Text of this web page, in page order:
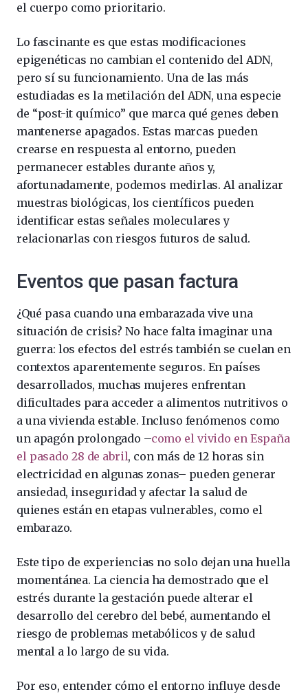
el cuerpo como prioritario.
Lo fascinante es que estas modificaciones
epigenéticas no cambian el contenido del ADN,
pero sí su funcionamiento. Una de las más
estudiadas es la metilación del ADN, una especie
de “post-it químico” que marca qué genes deben
mantenerse apagados. Estas marcas pueden
crearse en respuesta al entorno, pueden
permanecer estables durante años y,
afortunadamente, podemos medirlas. Al analizar
muestras biológicas, los científicos pueden
identificar estas señales moleculares y
relacionarlas con riesgos futuros de salud.
Eventos que pasan factura
¿Qué pasa cuando una embarazada vive una
situación de crisis? No hace falta imaginar una
guerra: los efectos del estrés también se cuelan en
contextos aparentemente seguros. En países
desarrollados, muchas mujeres enfrentan
dificultades para acceder a alimentos nutritivos o
a una vivienda estable. Incluso fenómenos como
un apagón prolongado –como el vivido en España
el pasado 28 de abril, con más de 12 horas sin
electricidad en algunas zonas– pueden generar
ansiedad, inseguridad y afectar la salud de
quienes están en etapas vulnerables, como el
embarazo.
Este tipo de experiencias no solo dejan una huella
momentánea. La ciencia ha demostrado que el
estrés durante la gestación puede alterar el
desarrollo del cerebro del bebé, aumentando el
riesgo de problemas metabólicos y de salud
mental a lo largo de su vida.
Por eso, entender cómo el entorno influye desde